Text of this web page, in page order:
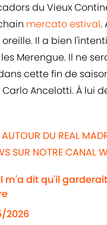
du Vieux
mercato estival.
Il a bien
Merengue. Il ne
cette fin de
Ancelotti. À lui
DU REAL
SUR NOTRE CANAL
m'a dit qu'il
2026